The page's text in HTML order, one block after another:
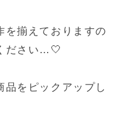
を揃えておりますの
ださい…🤍
品をピックアップし